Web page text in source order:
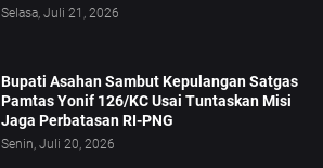
Selasa, Juli 21, 2026
Bupati Asahan Sambut Kepulangan Satgas
Pamtas Yonif 126/KC Usai Tuntaskan Misi
Jaga Perbatasan RI-PNG
Senin, Juli 20, 2026